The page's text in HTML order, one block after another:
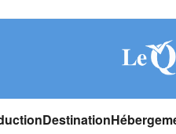
Destination